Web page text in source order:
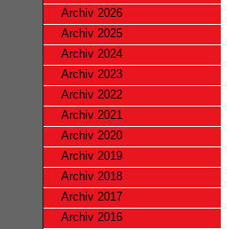
Archiv 2026
Archiv 2025
Archiv 2024
Archiv 2023
Archiv 2022
Archiv 2021
Archiv 2020
Archiv 2019
Archiv 2018
Archiv 2017
Archiv 2016